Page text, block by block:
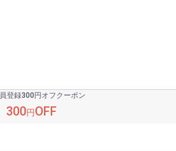
登録300円オフクーポン
300円OFF